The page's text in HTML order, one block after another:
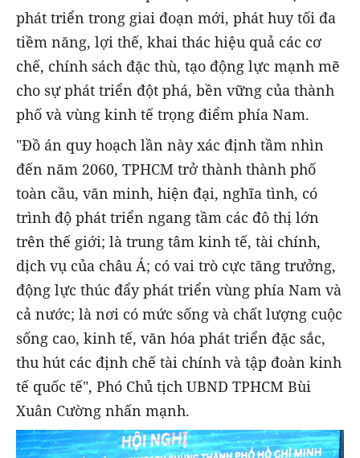
phát triển trong giai đoạn mới, phát huy tối đa
tiềm năng, lợi thế, khai thác hiệu quả các cơ
chế, chính sách đặc thù, tạo động lực mạnh mẽ
cho sự phát triển đột phá, bền vững của thành
phố và vùng kinh tế trọng điểm phía Nam.
"Đồ án quy hoạch lần này xác định tầm nhìn
đến năm 2060, TPHCM trở thành thành phố
toàn cầu, văn minh, hiện đại, nghĩa tình, có
trình độ phát triển ngang tầm các đô thị lớn
trên thế giới; là trung tâm kinh tế, tài chính,
dịch vụ của châu Á; có vai trò cực tăng trưởng,
động lực thúc đẩy phát triển vùng phía Nam và
cả nước; là nơi có mức sống và chất lượng cuộc
sống cao, kinh tế, văn hóa phát triển đặc sắc,
thu hút các định chế tài chính và tập đoàn kinh
tế quốc tế", Phó Chủ tịch UBND TPHCM Bùi
Xuân Cường nhấn mạnh.